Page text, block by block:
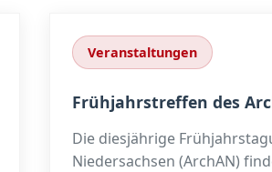
Veranstaltungen
Frühjahrstreffen des
Die diesjährige
Niedersachsen (ArchAN)